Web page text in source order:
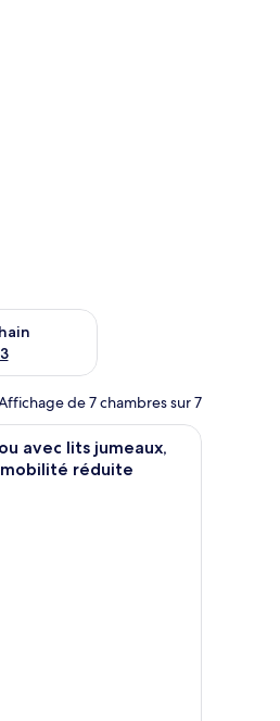
le week-end prochain août 21 -
de 7 chambres sur 7
loin.chambre d’hôtel avec un lit en bois, un
avec lits jumeaux,
mobilité réduite